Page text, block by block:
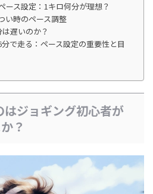
ース設定：1キロ何分が理想？
い時のペース調整
遅いのか？
で走る：ペース設定の重要性と目
ジョギング初心者が
？